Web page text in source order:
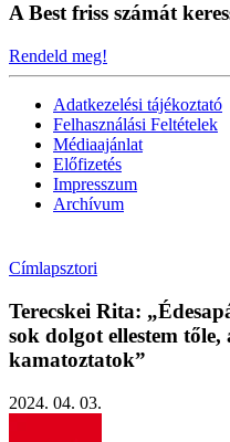
A Best friss számát
Rendeld meg!
Adatkezelési tájékoztató
Felhasználási Feltételek
Médiaajánlat
Előfizetés
Impresszum
Archívum
Címlapsztori
Terecskei Rita:
sok dolgot ellestem
kamatoztatok”
2024. 04. 03.